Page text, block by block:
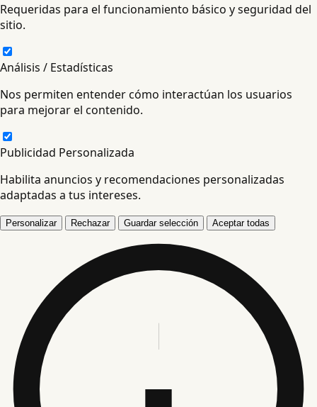
Requeridas para el funcionamiento básico y seguridad del
sitio.
Análisis / Estadísticas
Nos permiten entender cómo interactúan los usuarios
para mejorar el contenido.
Publicidad Personalizada
Habilita anuncios y recomendaciones personalizadas
adaptadas a tus intereses.
Personalizar Rechazar Guardar selección Aceptar todas